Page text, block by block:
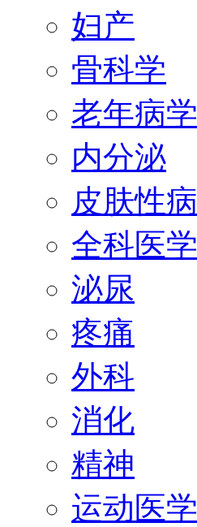
妇产
骨科学
老年病学
内分泌
皮肤性病
全科医学
泌尿
疼痛
外科
消化
精神
运动医学